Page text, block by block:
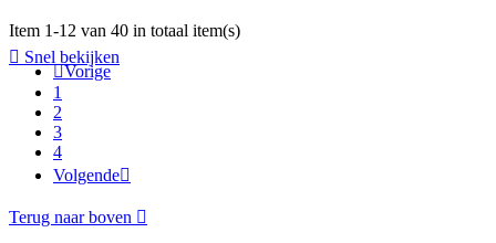
 Snel bekijken
Item 1-12 van 40 in totaal item(s)
Vorige
1
2
3
4
Volgende
Terug naar boven 